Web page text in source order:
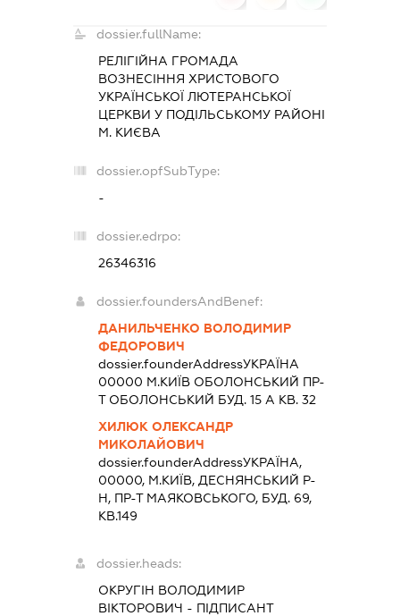
dossier.fullName:
РЕЛІГІЙНА ГРОМАДА
ВОЗНЕСІННЯ ХРИСТОВОГО
УКРАЇНСЬКОЇ ЛЮТЕРАНСЬКОЇ
ЦЕРКВИ У ПОДІЛЬСЬКОМУ РАЙОНІ
М. КИЄВА
dossier.opfSubType:
-
dossier.edrpo:
26346316
dossier.foundersAndBenef:
ДАНИЛЬЧЕНКО ВОЛОДИМИР
ФЕДОРОВИЧ
dossier.founderAddressУКРАЇНА
00000 М.КИЇВ ОБОЛОНСЬКИЙ ПР-
Т ОБОЛОНСЬКИЙ БУД. 15 А КВ. 32
ХИЛЮК ОЛЕКСАНДР
МИКОЛАЙОВИЧ
dossier.founderAddressУКРАЇНА,
00000, М.КИЇВ, ДЕСНЯНСЬКИЙ Р-
Н, ПР-Т МАЯКОВСЬКОГО, БУД. 69,
КВ.149
dossier.heads:
ОКРУГІН ВОЛОДИМИР
ВІКТОРОВИЧ - ПІДПИСАНТ